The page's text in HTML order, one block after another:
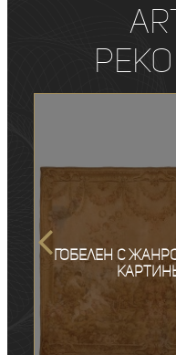
Гобелен с